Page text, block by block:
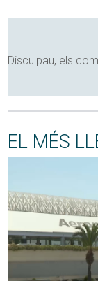
Disculpau, els
EL MÉS